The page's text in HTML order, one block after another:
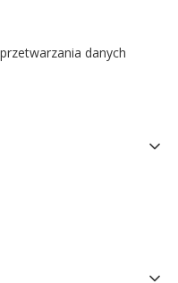
danych